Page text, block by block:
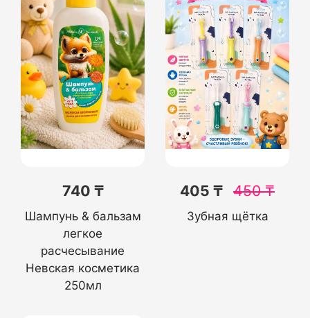
740 ₸
Шампунь & бальзам
легкое
расчесывание
Невская косметика
250мл
405 ₸ 450₸
Зубная щётка